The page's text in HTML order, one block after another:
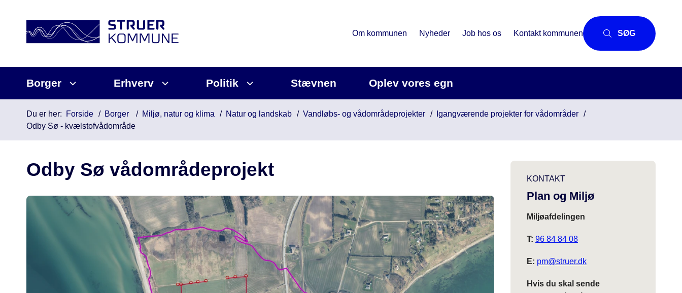
Om kommunen Nyheder Job hos os Kontakt kommunen SØG
Borger Erhverv Politik Stævnen Oplev vores egn
Du er her: Forside Borger Miljø, natur og klima Natur og landskab Vandløbs- og vådområdeprojekter
Igangværende projekter for vådområder
Odby Sø - kvælstofvådområde
Odby Sø vådområdeprojekt KONTAKT
Plan og Miljø
Miljøafdelingen
T: 96 84 84 08
E: pm@struer.dk
Hvis du skal sende